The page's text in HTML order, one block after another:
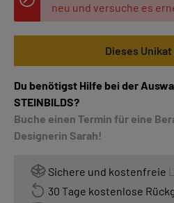
neu und versuche es
Dieses
Du benötigst Hilfe bei der
STEINBILDS?
Buche einen Termin für eine
Designerin Sarah!
Sichere und kostenfreie
30 Tage kostenlose